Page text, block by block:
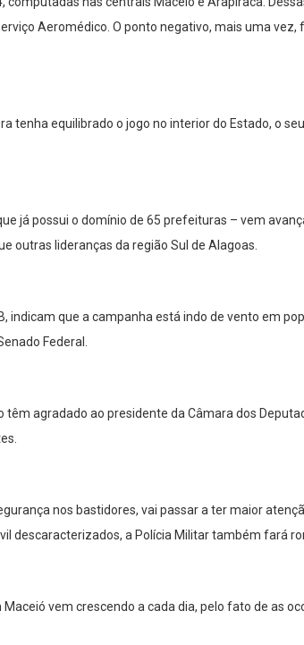
Aeromédico. O ponto negativo, mais uma
tenha equilibrado o jogo no interior do Estado, o
já possui o domínio de 65 prefeituras – vem
outras lideranças da região Sul de Alagoas.
indicam que a campanha está indo de vento em
Federal.
agradado ao presidente da Câmara dos
nos bastidores, vai passar a ter maior
descaracterizados, a Polícia Militar também fará
vem crescendo a cada dia, pelo fato de as